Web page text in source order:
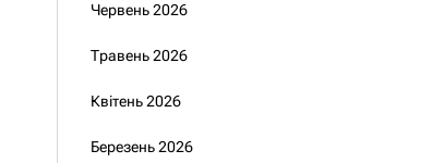
Червень 2026
Травень 2026
Квітень 2026
Березень 2026